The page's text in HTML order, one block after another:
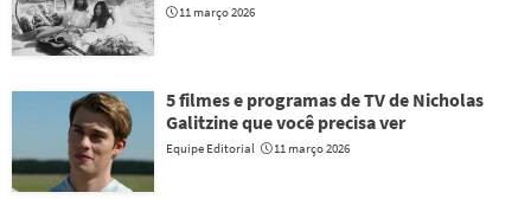
11 março 2026
5 filmes e programas de TV de Nicholas
Galitzine que você precisa ver
Equipe Editorial 11 março 2026